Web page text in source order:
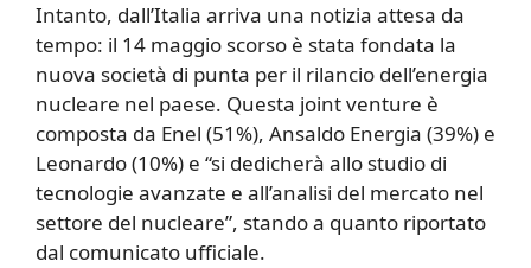
Intanto, dall’Italia arriva una notizia attesa da
tempo: il 14 maggio scorso è stata fondata la
nuova società di punta per il rilancio dell’energia
nucleare nel paese. Questa joint venture è
composta da Enel (51%), Ansaldo Energia (39%) e
Leonardo (10%) e “si dedicherà allo studio di
tecnologie avanzate e all’analisi del mercato nel
settore del nucleare”, stando a quanto riportato
dal comunicato ufficiale.